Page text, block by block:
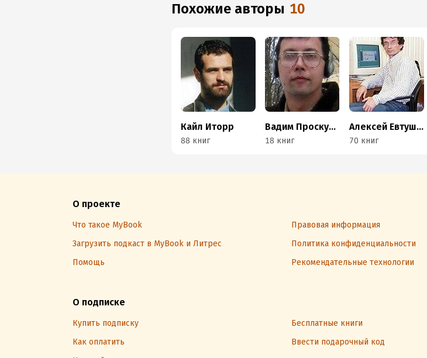
Похожие авторы 10
Кайл Иторр
88 книг
Вадим Проскурин
18 книг
Алексей Евтушенко
70 книг
О проекте
Что такое MyBook Правовая информация
Загрузить подкаст в MyBook и Литрес
Политика конфиденциальности
Помощь
Рекомендательные технологии
О подписке
Купить подписку Бесплатные книги
Как оплатить
Ввести подарочный код